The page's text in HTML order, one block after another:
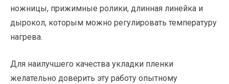
ножницы, прижимные ролики, длинная линейка и
дырокол, которым можно регулировать температуру
нагрева.
Для наилучшего качества укладки пленки
желательно доверить эту работу опытному